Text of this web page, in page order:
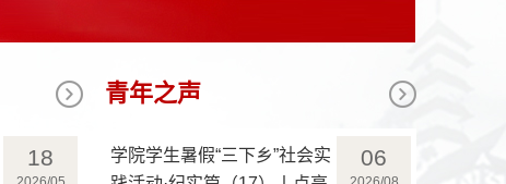
18
青年之声
06
学院学生暑假“三下乡”社会实
践活动·纪实篇（17）丨点亮